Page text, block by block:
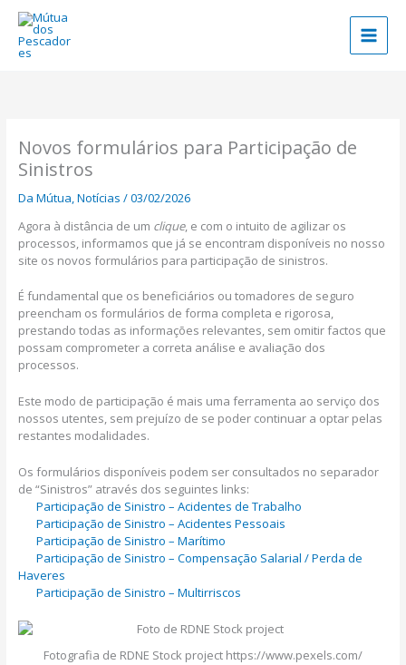
content
Novos formulários para Participação de
Sinistros
Da Mútua ,Notícias /03/02/2026
Agora à distância de um clique, e com o intuito de agilizar os
processos, informamos que já se encontram disponíveis no nosso
site os novos formulários para participação de sinistros.
É fundamental que os beneficiários ou tomadores de seguro
preencham os formulários de forma completa e rigorosa,
prestando todas as informações relevantes, sem omitir factos que
possam comprometer a correta análise e avaliação dos
processos.
Este modo de participação é mais uma ferramenta ao serviço dos
nossos utentes, sem prejuízo de se poder continuar a optar pelas
restantes modalidades.
Os formulários disponíveis podem ser consultados no separador
de “Sinistros” através dos seguintes links:
Participação de Sinistro – Acidentes de Trabalho
Participação de Sinistro – Acidentes Pessoais
Participação de Sinistro – Marítimo
Participação de Sinistro – Compensação Salarial / Perda de
Haveres
Participação de Sinistro – Multirriscos
Fotografia de RDNE Stock project https://www.pexels.com/